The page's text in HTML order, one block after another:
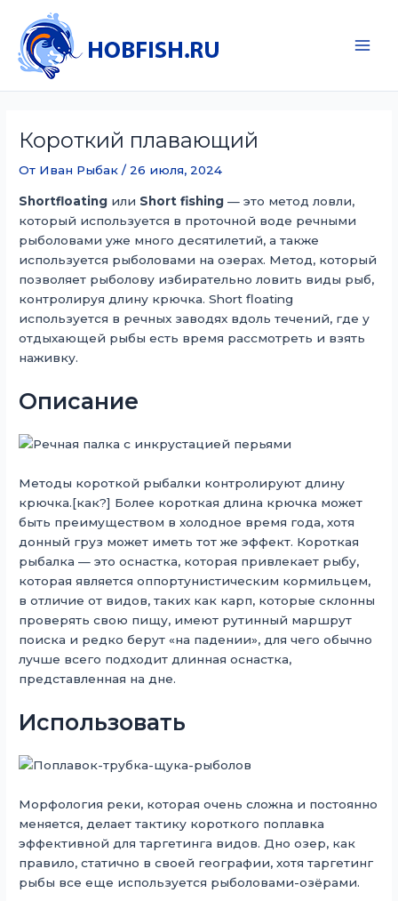
содержимому
Короткий плавающий
От Иван Рыбак/ 26 июля, 2024
Shortfloating или Short fishing — это метод ловли,
который используется в проточной воде речными
рыболовами уже много десятилетий, а также
используется рыболовами на озерах. Метод, который
позволяет рыболову избирательно ловить виды рыб,
контролируя длину крючка. Short floating
используется в речных заводях вдоль течений, где у
отдыхающей рыбы есть время рассмотреть и взять
наживку.
Описание
Методы короткой рыбалки контролируют длину
крючка.[как?] Более короткая длина крючка может
быть преимуществом в холодное время года, хотя
донный груз может иметь тот же эффект. Короткая
рыбалка — это оснастка, которая привлекает рыбу,
которая является оппортунистическим кормильцем,
в отличие от видов, таких как карп, которые склонны
проверять свою пищу, имеют рутинный маршрут
поиска и редко берут «на падении», для чего обычно
лучше всего подходит длинная оснастка,
представленная на дне.
Использовать
Морфология реки, которая очень сложна и постоянно
меняется, делает тактику короткого поплавка
эффективной для таргетинга видов. Дно озер, как
правило, статично в своей географии, хотя таргетинг
рыбы все еще используется рыболовами-озёрами.